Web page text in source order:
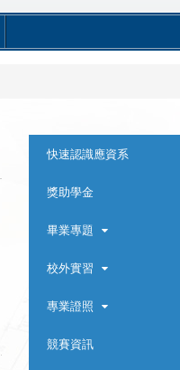
快速認識應資系
獎助學金
畢業專題
校外實習
專業證照
競賽資訊